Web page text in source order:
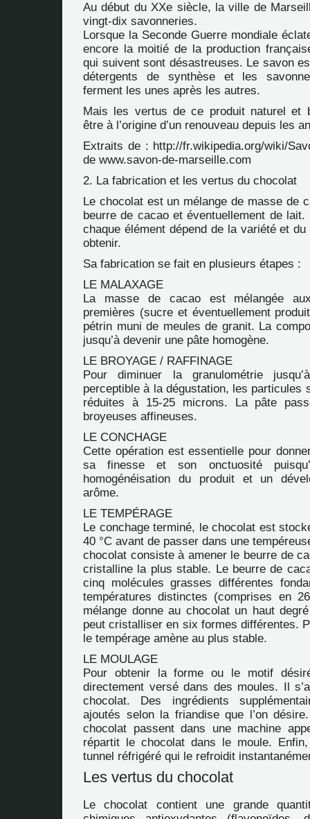
Au début du XXe siècle, la ville de
vingt-dix savonneries.
Lorsque la Seconde Guerre mondiale
encore la moitié de la production
qui suivent sont désastreuses. Le savon
détergents de synthèse et les
ferment les unes après les autres.
Mais les vertus de ce produit naturel et
être à l’origine d’un renouveau depuis les
Extraits de : http://fr.wikipedia.org/wiki/
de www.savon-de-marseille.com
2. La fabrication et les vertus du chocolat
Le chocolat est un mélange de masse de
beurre de cacao et éventuellement de lait.
chaque élément dépend de la variété et
obtenir.
Sa fabrication se fait en plusieurs étapes :
LE MALAXAGE
La masse de cacao est mélangée
premières (sucre et éventuellement
pétrin muni de meules de granit. La
jusqu’à devenir une pâte homogène.
LE BROYAGE / RAFFINAGE
Pour diminuer la granulométrie
perceptible à la dégustation, les particules
réduites à 15-25 microns. La pâte
broyeuses affineuses.
LE CONCHAGE
Cette opération est essentielle pour
sa finesse et son onctuosité
homogénéisation du produit et un
arôme.
LE TEMPÉRAGE
Le conchage terminé, le chocolat est
40 °C avant de passer dans une
chocolat consiste à amener le beurre de
cristalline la plus stable. Le beurre de
cinq molécules grasses différentes
températures distinctes (comprises en
mélange donne au chocolat un haut
peut cristalliser en six formes différentes.
le tempérage amène au plus stable.
LE MOULAGE
Pour obtenir la forme ou le motif
directement versé dans des moules. Il
chocolat. Des ingrédients
ajoutés selon la friandise que l’on
chocolat passent dans une machine
répartit le chocolat dans le moule.
tunnel réfrigéré qui le refroidit
Les vertus du chocolat
Le chocolat contient une grande